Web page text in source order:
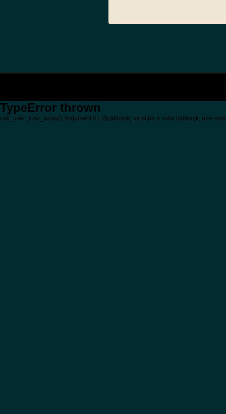
TypeError thrown
call_user_func_array(): Argument #1 ($callback) must be a valid callback, non-